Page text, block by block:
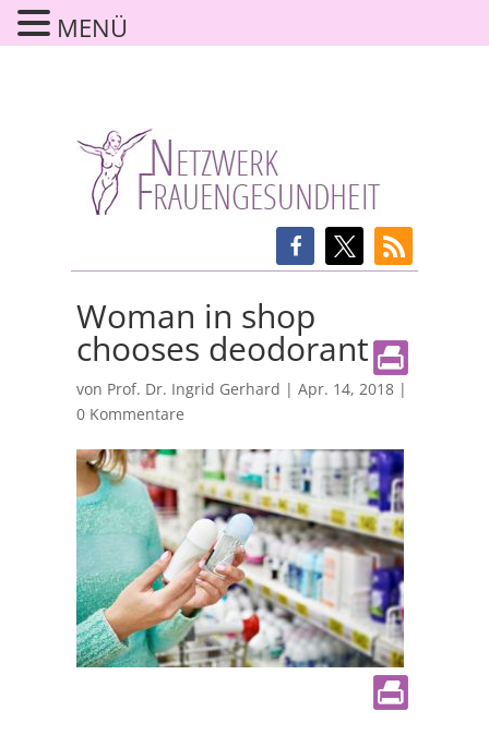
Woman in shop
chooses deodorant
von Prof. Dr. Ingrid Gerhard | Apr. 14, 2018|
0 Kommentare
MENÜ